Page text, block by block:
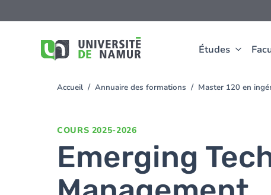
Études
au
You
Accueil Annuaire des formations Master 120 en
COURS 2025-2026
Emerging